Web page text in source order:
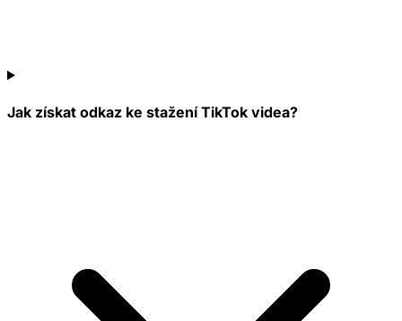
Jak získat odkaz ke stažení TikTok videa?